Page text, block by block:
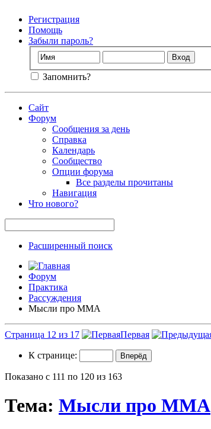
Регистрация
Помощь
Забыли пароль?
Запомнить?
Сайт
Форум
Сообщения за день
Справка
Календарь
Сообщество
Опции форума
Все разделы прочитаны
Навигация
Что нового?
Расширенный поиск
Форум
Практика
Рассуждения
Мысли про ММА
Страница 12 из 17 Первая
К странице:
Показано с 111 по 120 из 163
Тема: Мысли про ММА